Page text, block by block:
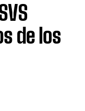
de los